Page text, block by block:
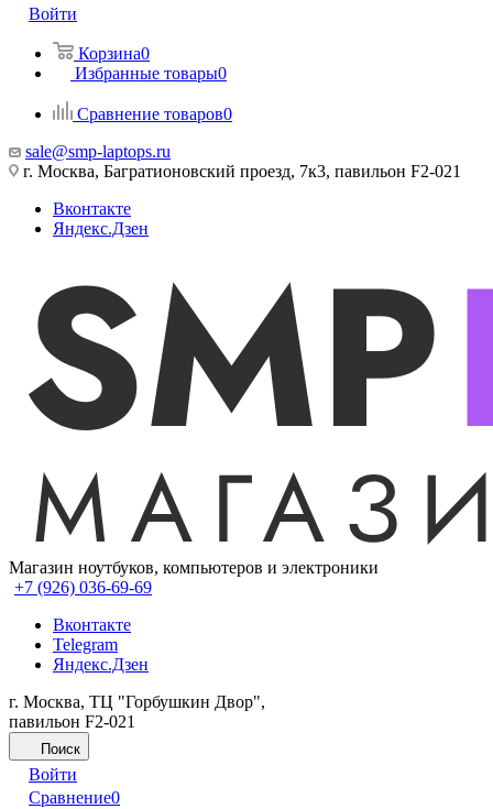
Войти
Корзина0
Избранные товары0
Сравнение товаров0
sale@smp-laptops.ru
г. Москва, Багратионовский проезд, 7к3, павильон F2-021
Вконтакте
Яндекс.Дзен
Магазин ноутбуков, компьютеров и электроники
+7 (926) 036-69-69
Вконтакте
Telegram
Яндекс.Дзен
г. Москва, ТЦ "Горбушкин Двор",
павильон F2-021
Поиск
Войти
Сравнение0